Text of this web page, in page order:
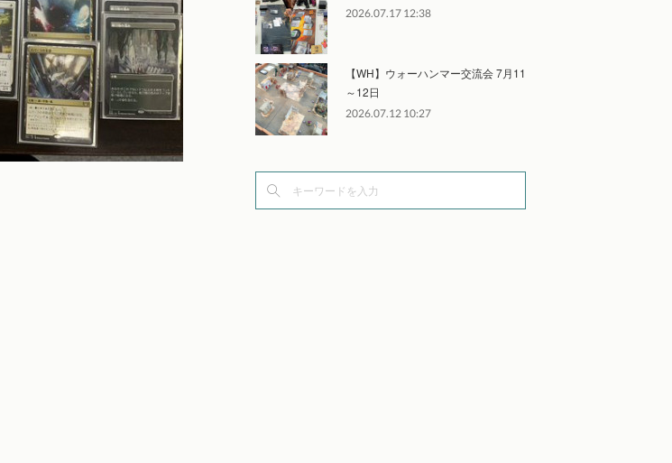
2026.07.17 12:38
【WH】ウォーハンマー交流会 7月11
～12日
2026.07.12 10:27